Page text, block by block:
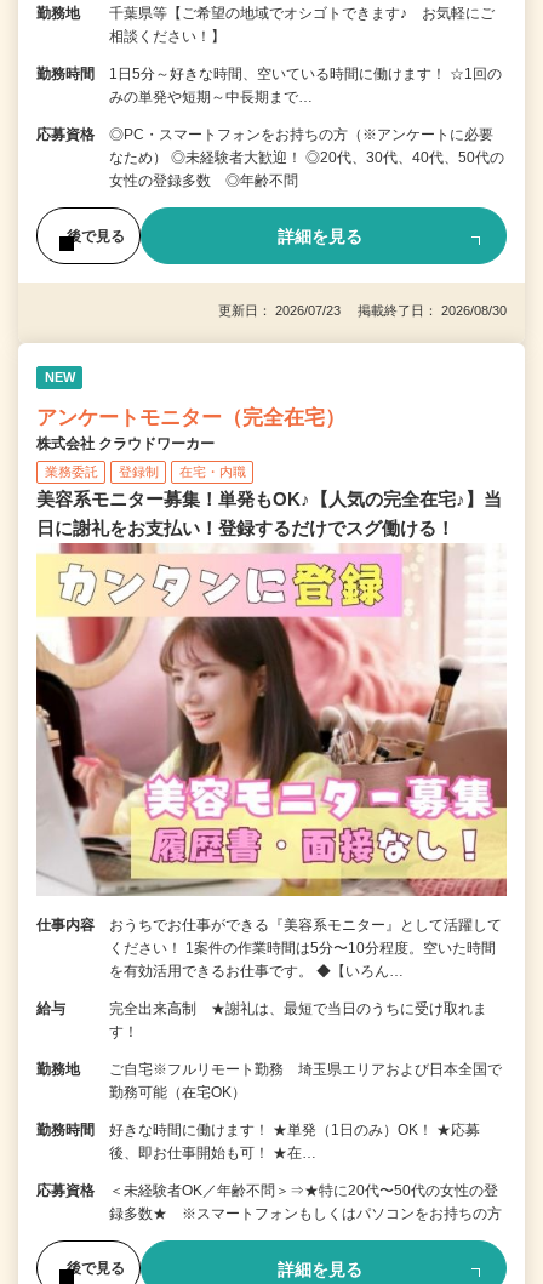
勤務地
千葉県等【ご希望の地域でオシゴトできます♪ お気軽にご
相談ください！】
勤務時間
1日5分～好きな時間、空いている時間に働けます！ ☆1回の
みの単発や短期～中長期まで…
応募資格
◎PC・スマートフォンをお持ちの方（※アンケートに必要
なため） ◎未経験者大歓迎！ ◎20代、30代、40代、50代の
女性の登録多数 ◎年齢不問
後で見る 詳細を見る
更新日： 2026/07/23 掲載終了日： 2026/08/30
NEW
アンケートモニター（完全在宅）
株式会社 クラウドワーカー
業務委託 登録制 在宅・内職
美容系モニター募集！単発もOK♪【人気の完全在宅♪】当
日に謝礼をお支払い！登録するだけでスグ働ける！
仕事内容
おうちでお仕事ができる『美容系モニター』として活躍して
ください！ 1案件の作業時間は5分〜10分程度。空いた時間
を有効活用できるお仕事です。 ◆【いろん…
給与
完全出来高制 ★謝礼は、最短で当日のうちに受け取れま
す！
勤務地
ご自宅※フルリモート勤務 埼玉県エリアおよび日本全国で
勤務可能（在宅OK）
勤務時間
好きな時間に働けます！ ★単発（1日のみ）OK！ ★応募
後、即お仕事開始も可！ ★在…
応募資格
＜未経験者OK／年齢不問＞⇒★特に20代〜50代の女性の登
録多数★ ※スマートフォンもしくはパソコンをお持ちの方
後で見る 詳細を見る